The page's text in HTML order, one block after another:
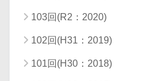
103回(R2：2020)
102回(H31：2019)
101回(H30：2018)